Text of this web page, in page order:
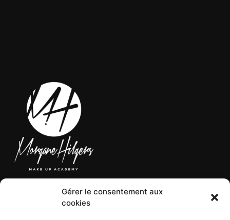
Gérer le consentement aux
cookies